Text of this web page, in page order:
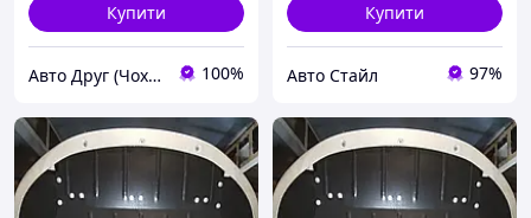
Купити
Авто Друг (Чохли, захист картера, килими) 100%
Купити
Авто Стайл 97%